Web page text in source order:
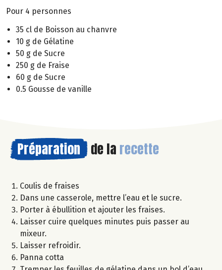
Pour 4 personnes
35 cl de Boisson au chanvre
10 g de Gélatine
50 g de Sucre
250 g de Fraise
60 g de Sucre
0.5 Gousse de vanille
Préparation de la recette
Coulis de fraises
Dans une casserole, mettre l’eau et le sucre.
Porter à ébullition et ajouter les fraises.
Laisser cuire quelques minutes puis passer au
mixeur.
Laisser refroidir.
Panna cotta